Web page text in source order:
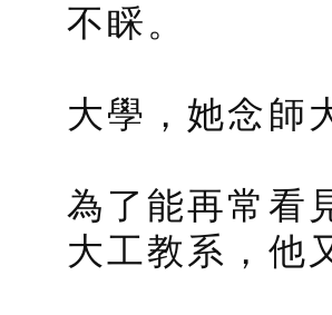
不睬。
大學，她念師
為了能再常看
大工教系，他